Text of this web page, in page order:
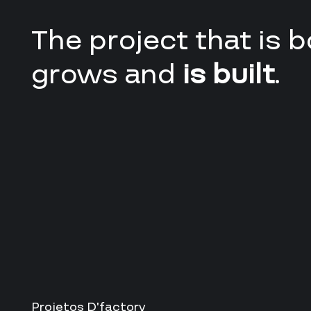
The project that is
grows and is built.
Projetos D’factory